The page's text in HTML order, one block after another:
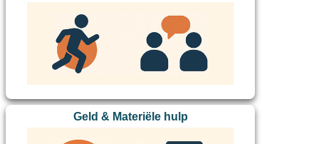
Geld & Materiële hulp